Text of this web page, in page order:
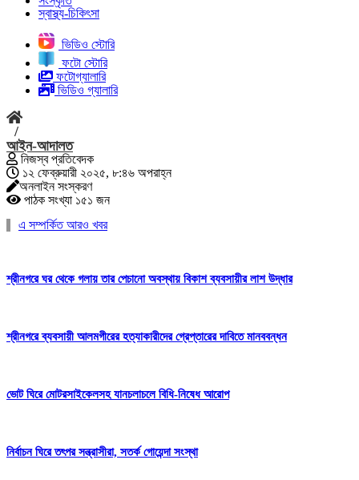
স্বাস্থ্য-চিকিৎসা
ভিডিও স্টোরি
ফটো স্টোরি
ফটোগ্যালারি
ভিডিও গ্যালারি
/
আইন-আদালত
নিজস্ব প্রতিবেদক
১২ ফেব্রুয়ারী ২০২৫, ৮:৪৬ অপরাহ্ন
অনলাইন সংস্করণ
পাঠক সংখ্যা ১৫১ জন
এ সম্পর্কিত আরও খবর
শ্রীনগরে ঘর থেকে গলায় তার পেচানো অবস্থায় বিকাশ ব্যবসায়ীর লাশ উদ্ধার
শ্রীনগরে ব্যবসায়ী আলমগীরের হত্যাকারীদের গ্রেপ্তারের দাবিতে মানববন্ধন
ভোট ঘিরে মোটরসাইকেলসহ যানচলাচলে বিধি-নিষেধ আরোপ
নির্বাচন ঘিরে তৎপর সন্ত্রাসীরা, সতর্ক গোয়েন্দা সংস্থা